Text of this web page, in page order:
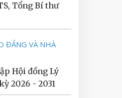
Tổng Bí thư
ĐẢNG VÀ NHÀ
Hội đồng Lý
2026 - 2031